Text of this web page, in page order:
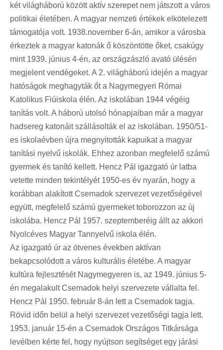
két világháború között aktív szerepet nem játszott a város
politikai életében. A magyar nemzeti értékek elkötelezett
támogatója volt. 1938.november 6-án, amikor a városba
érkeztek a magyar katonák ő köszöntötte őket, csakúgy
mint 1939. június 4-én, az országzászló avató ülésén
megjelent vendégeket. A 2. világháború idején a magyar
hatóságok meghagyták őt a Nagymegyeri Római
Katolikus Fiúiskola élén. Az iskolában 1944 végéig
tanítás volt. A háború utolsó hónapjaiban már a magyar
hadsereg katonáit szállásolták el az iskolában. 1950/51-
es iskolaévben újra megnyitották kapuikat a magyar
tanítási nyelvű iskolák. Ehhez azonban megfelelő számú
gyermek és tanító kellett. Hencz Pál igazgató úr latba
vetette minden tekintélyét 1950-es év nyarán, hogy a
korábban alakított Csemadok szervezet vezetőségével
együtt, megfelelő számú gyermeket toborozzon az új
iskolába. Hencz Pál 1957. szeptemberéig állt az akkori
Nyolcéves Magyar Tannyelvű iskola élén.
Az igazgató úr az ötvenes években aktívan
bekapcsolódott a város kulturális életébe. A magyar
kultúra fejlesztését Nagymegyeren is, az 1949. június 5-
én megalakult Csemadok helyi szervezete vállalta fel.
Hencz Pál 1950. február 8-án lett a Csemadok tagja.
Rövid időn belül a helyi szervezet vezetőségi tagja lett.
1953. január 15-én a Csemadok Országos Titkársága
levélben kérte fel, hogy nyújtson segítséget egy járási